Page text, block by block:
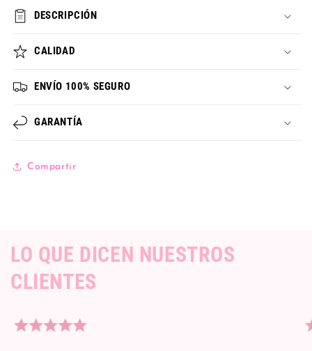
DESCRIPCIÓN
CALIDAD
ENVÍO 100% SEGURO
GARANTÍA
Compartir
LO QUE DICEN NUESTROS
CLIENTES